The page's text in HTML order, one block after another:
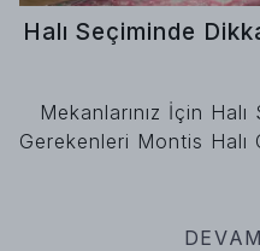
Halı Seçiminde
Mekanlarınız İçin
Gerekenleri Montis Halı